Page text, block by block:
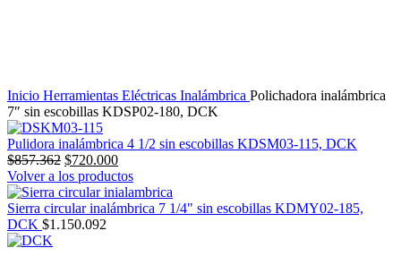
Inicio Herramientas Eléctricas Inalámbrica Polichadora inalámbrica
7″ sin escobillas KDSP02-180, DCK
Pulidora inalámbrica 4 1/2 sin escobillas KDSM03-115, DCK
$857.362 El
precio
original
era:
$857.362.
$720.000El
precio
actual
es:
Volver a los productos
Sierra circular inalámbrica 7 1/4" sin escobillas KDMY02-185,
DCK $1.150.092